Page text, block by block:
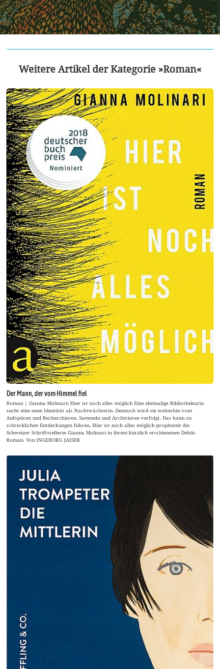
Weitere Artikel der Kategorie »Roman«
Der Mann, der vom Himmel fiel
Roman | Gianna Molinari: Hier ist noch alles möglich Eine ehemalige Bibliothekarin
sucht eine neue Identität als Nachtwächterin. Dennoch wird sie weiterhin vom
Aufspüren und Recherchieren, Sammeln und Archivieren verfolgt. Das kann zu
schrecklichen Entdeckungen führen. Hier ist noch alles möglich prophezeit die
Schweizer Schriftstellerin Gianna Molinari in ihrem kürzlich erschienenen Debüt-
Roman. Von INGEBORG JAISER